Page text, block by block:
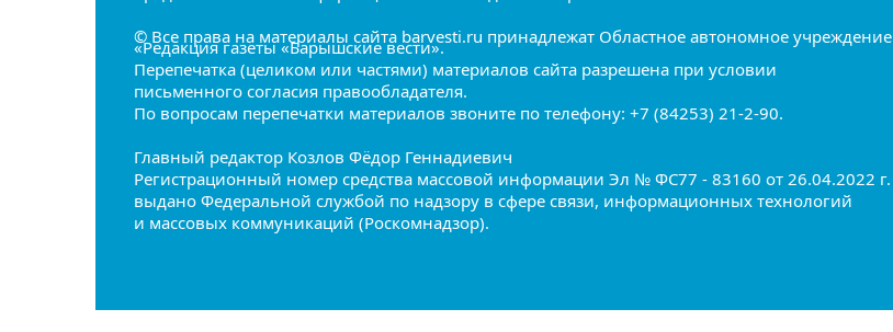
© Все права на материалы сайта barvesti.ru принадлежат Областное автономное учреждение
«Редакция газеты «Барышские вести».
Перепечатка (целиком или частями) материалов сайта разрешена при условии
письменного согласия правообладателя.
По вопросам перепечатки материалов звоните по телефону: +7 (84253) 21-2-90.
Главный редактор Козлов Фёдор Геннадиевич
Регистрационный номер средства массовой информации Эл № ФС77 - 83160 от 26.04.2022 г.
выдано Федеральной службой по надзору в сфере связи, информационных технологий
и массовых коммуникаций (Роскомнадзор).